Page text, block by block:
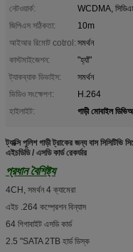
নেটওয়ার্ক:
WCDMA,
জিপিএস সঠিকতা:
10m
আইআর রিমোট cotrol: সমর্থন
কাস্টমাইজেশন:
"হ্যাঁ"
ট্যাকব্যাক ডিভাইস:
সমর্থন
ভিডিও সংক্ষেপণ:
H.264
হাইলাইট:
গাড়ী মোবাইল
ট্যাক্সি পুলিশ গাড়ী ট্রাকের জন্য বাস
এইচডিডি / এসডি কার্ড রেকর্ডার
প্রধান বৈশিষ্ট্য
4CH, সমর্থন 4 ক্যামেরা
এইচ .264 কম্প্রেশন বিন্যাস
64 গিগাবাইট এসডি কার্ড
2.5 "SATA 2TB হার্ড ডিস্ক